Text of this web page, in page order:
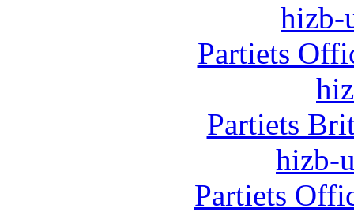
hizb-
Partiets
Partiets
hizb-
Partiets